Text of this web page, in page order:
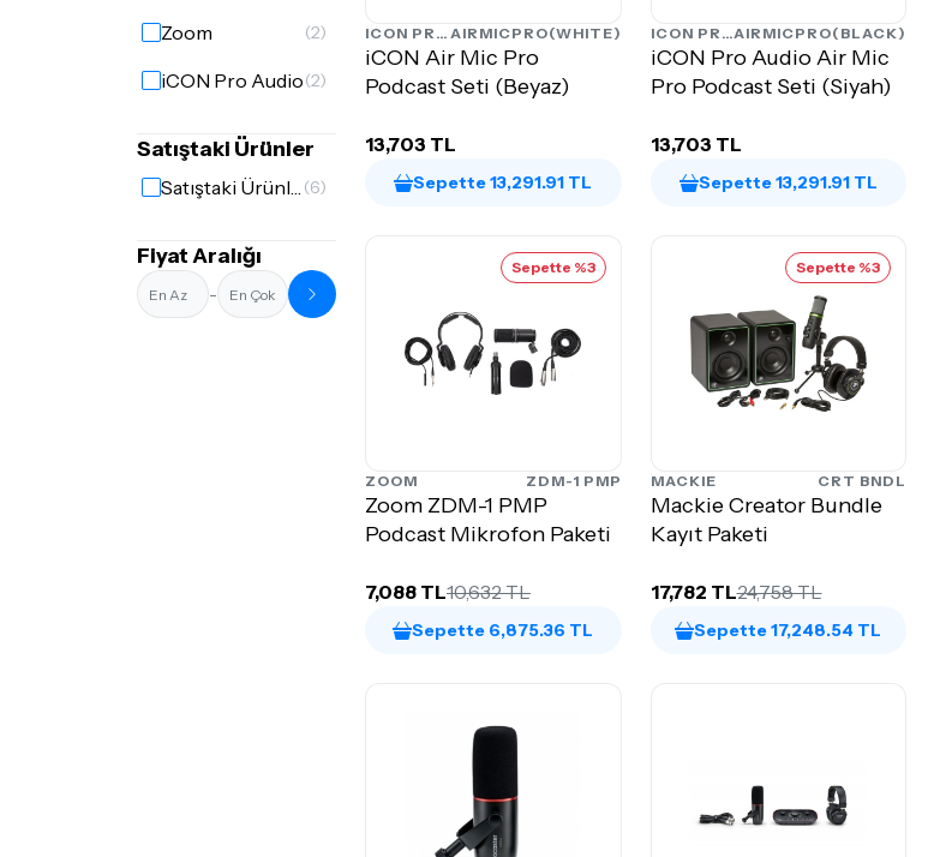
Zoom (2)
iCON Pro Audio(2)
Satıştaki Ürünler
Satıştaki Ürünler (6)
Fiyat Aralığı
-
ICON PRO AUDIO AIRMICPRO(WHITE)
iCON Air Mic Pro
Podcast Seti (Beyaz)
13,703 TL
Sepette 13,291.91 TL
ICON PRO AUDIOAIRMICPRO(BLACK)
iCON Pro Audio Air Mic
Pro Podcast Seti (Siyah)
13,703 TL
Sepette 13,291.91 TL
Sepette %3
ZOOM ZDM-1 PMP
Zoom ZDM-1 PMP
Podcast Mikrofon Paketi
7,088 TL10,632 TL
Sepette 6,875.36 TL
Sepette %3
MACKIE CRT BNDL
Mackie Creator Bundle
Kayıt Paketi
17,782 TL24,758 TL
Sepette 17,248.54 TL